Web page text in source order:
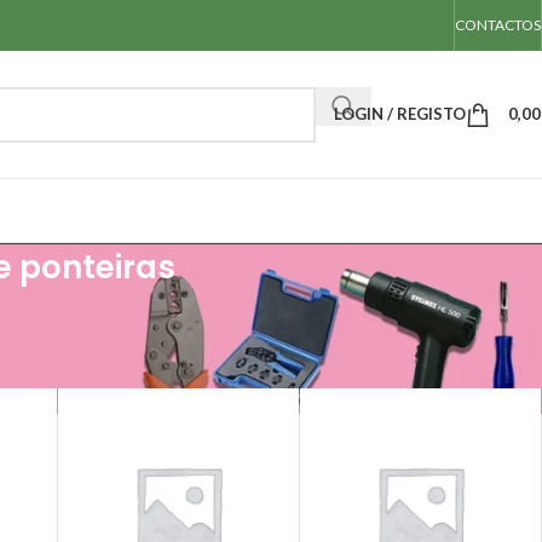
CONTACTOS
LOGIN / REGISTO
ponteiras